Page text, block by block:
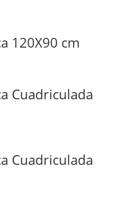
120X90 cm
Cuadriculada
Cuadriculada